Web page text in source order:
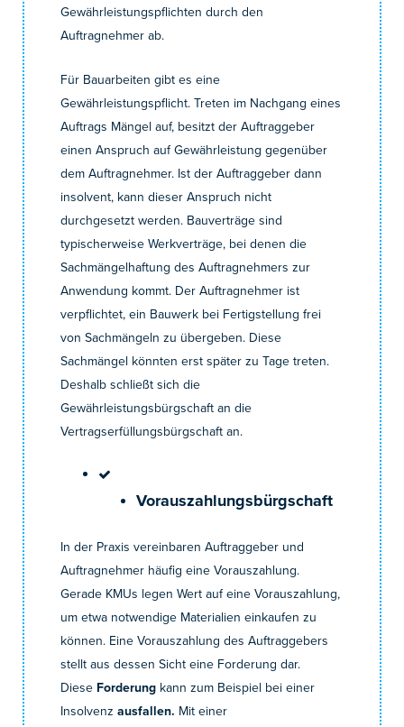
Gewährleistungspflichten durch den
Auftragnehmer ab.
Für Bauarbeiten gibt es eine
Gewährleistungspflicht. Treten im Nachgang eines
Auftrags Mängel auf, besitzt der Auftraggeber
einen Anspruch auf Gewährleistung gegenüber
dem Auftragnehmer. Ist der Auftraggeber dann
insolvent, kann dieser Anspruch nicht
durchgesetzt werden. Bauverträge sind
typischerweise Werkverträge, bei denen die
Sachmängelhaftung des Auftragnehmers zur
Anwendung kommt. Der Auftragnehmer ist
verpflichtet, ein Bauwerk bei Fertigstellung frei
von Sachmängeln zu übergeben. Diese
Sachmängel könnten erst später zu Tage treten.
Deshalb schließt sich die
Gewährleistungsbürgschaft an die
Vertragserfüllungsbürgschaft an.
Vorauszahlungsbürgschaft
In der Praxis vereinbaren Auftraggeber und
Auftragnehmer häufig eine Vorauszahlung.
Gerade KMUs legen Wert auf eine Vorauszahlung,
um etwa notwendige Materialien einkaufen zu
können. Eine Vorauszahlung des Auftraggebers
stellt aus dessen Sicht eine Forderung dar.
Diese Forderung kann zum Beispiel bei einer
Insolvenzausfallen. Mit einer